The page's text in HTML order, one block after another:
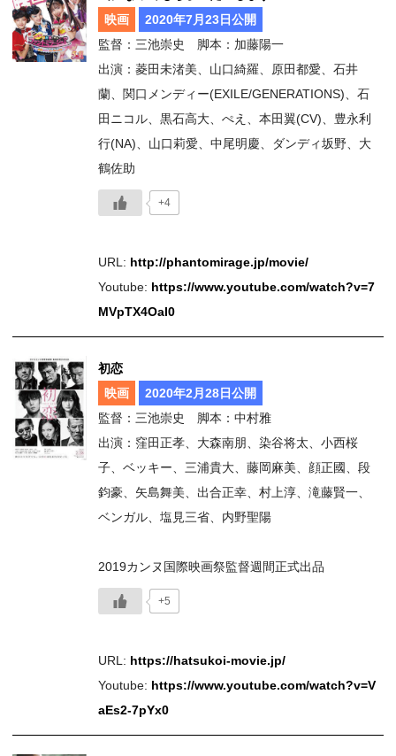
映画
2020年7月23日公開
監督：三池崇史 脚本：加藤陽一
出演：菱田未渚美、山口綺羅、原田都愛、石井
蘭、関口メンディー(EXILE/GENERATIONS)、石
田ニコル、黒石高大、ぺえ、本田翼(CV)、豊永利
行(NA)、山口莉愛、中尾明慶、ダンディ坂野、大
鶴佐助
+4
URL: http://phantomirage.jp/movie/
Youtube: https://www.youtube.com/watch?v=7
MVpTX4OaI0
初恋
映画
2020年2月28日公開
監督：三池崇史 脚本：中村雅
出演：窪田正孝、大森南朋、染谷将太、小西桜
子、ベッキー、三浦貴大、藤岡麻美、顔正國、段
鈞豪、矢島舞美、出合正幸、村上淳、滝藤賢一、
ベンガル、塩見三省、内野聖陽
2019カンヌ国際映画祭監督週間正式出品
+5
URL: https://hatsukoi-movie.jp/
Youtube: https://www.youtube.com/watch?v=V
aEs2-7pYx0